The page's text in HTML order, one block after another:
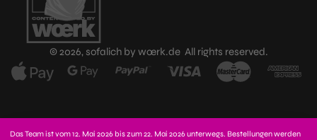
Kauf
stornieren?
© 2026, sofalich by wœrk.de All rights reserved.
Das Team ist vom 12. Mai 2026 bis zum 22. Mai 2026 unterwegs. Bestellungen werden